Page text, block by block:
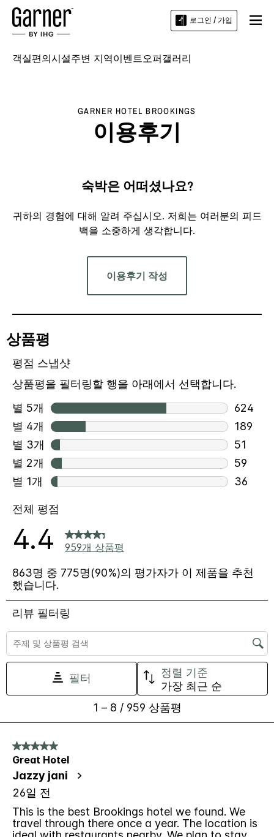
로그인 / 가입
객실편의시설주변 지역이벤트오퍼갤러리
GARNER HOTEL BROOKINGS
이용후기
숙박은 어떠셨나요?
귀하의 경험에 대해 알려 주십시오. 저희는 여러분의 피드
백을 소중하게 생각합니다.
이용후기 작성